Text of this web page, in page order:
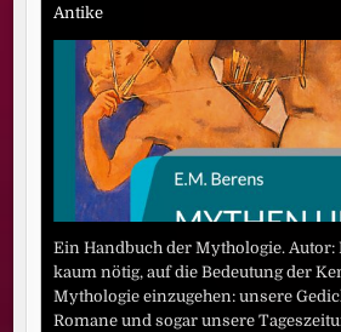
Antike
Ein Handbuch der Mythologie. Autor:
kaum nötig, auf die Bedeutung der
Mythologie einzugehen: unsere
Romane und sogar unsere